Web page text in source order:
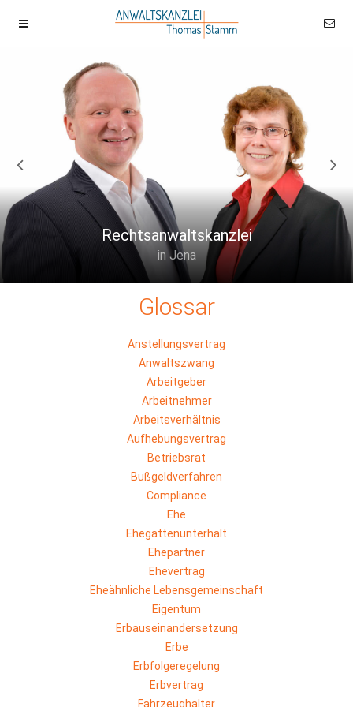
Rechtsanwaltskanzlei
in Jena
Glossar
Anstellungsvertrag
Anwaltszwang
Arbeitgeber
Arbeitnehmer
Arbeitsverhältnis
Aufhebungsvertrag
Betriebsrat
Bußgeldverfahren
Compliance
Ehe
Ehegattenunterhalt
Ehepartner
Ehevertrag
Eheähnliche Lebensgemeinschaft
Eigentum
Erbauseinandersetzung
Erbe
Erbfolgeregelung
Erbvertrag
Fahrzeughalter